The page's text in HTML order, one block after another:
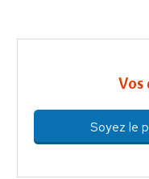
Vos
Soyez le